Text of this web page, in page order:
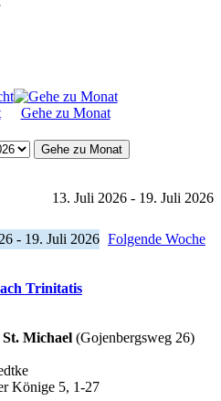
Gehe zu Monat
Gehe zu Monat
13. Juli 2026 - 19. Juli 2026
- 19. Juli 2026 Folgende Woche
Trinitatis
Michael (Gojenbergsweg 26)
Könige 5, 1-27